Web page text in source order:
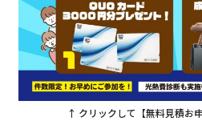
↑ クリックして【無料見積お